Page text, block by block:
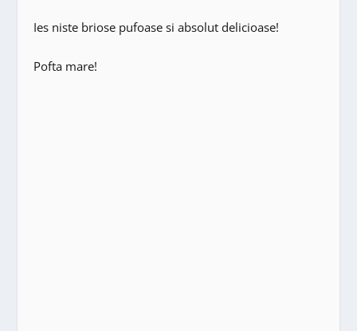
Ies niste briose pufoase si absolut delicioase!
Pofta mare!